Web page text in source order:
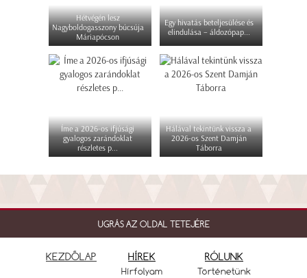
Hétvégén lesz
Nagyboldogasszony búcsúja
Máriapócson
Egy hivatás beteljesülése és
elindulása – áldozópap...
Íme a 2026-os ifjúsági
gyalogos zarándoklat
részletes p...
Hálával tekintünk vissza a
2026-os Szent Damján
Táborra
UGRÁS AZ OLDAL TETEJÉRE
KEZDŐLAP HÍREK
Hírfolyam
RÓLUNK
Történetünk